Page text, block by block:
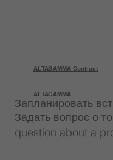
ALTAGAMMA
Задать вопрос о
question about a
ALTAGAMMA Contract
Запланировать